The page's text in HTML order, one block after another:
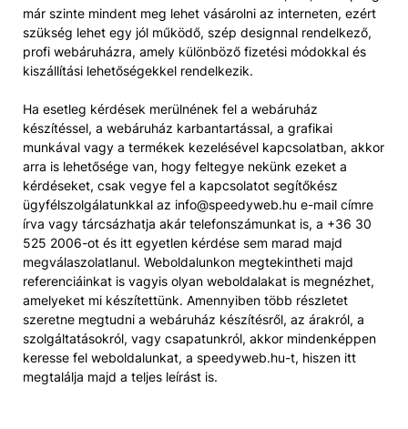
már szinte mindent meg lehet vásárolni az interneten, ezért
szükség lehet egy jól működő, szép designnal rendelkező,
profi webáruházra, amely különböző fizetési módokkal és
kiszállítási lehetőségekkel rendelkezik.
Ha esetleg kérdések merülnének fel a webáruház
készítéssel, a webáruház karbantartással, a grafikai
munkával vagy a termékek kezelésével kapcsolatban, akkor
arra is lehetősége van, hogy feltegye nekünk ezeket a
kérdéseket, csak vegye fel a kapcsolatot segítőkész
ügyfélszolgálatunkkal az info@speedyweb.hu e-mail címre
írva vagy tárcsázhatja akár telefonszámunkat is, a +36 30
525 2006-ot és itt egyetlen kérdése sem marad majd
megválaszolatlanul. Weboldalunkon megtekintheti majd
referenciáinkat is vagyis olyan weboldalakat is megnézhet,
amelyeket mi készítettünk. Amennyiben több részletet
szeretne megtudni a webáruház készítésről, az árakról, a
szolgáltatásokról, vagy csapatunkról, akkor mindenképpen
keresse fel weboldalunkat, a speedyweb.hu-t, hiszen itt
megtalálja majd a teljes leírást is.